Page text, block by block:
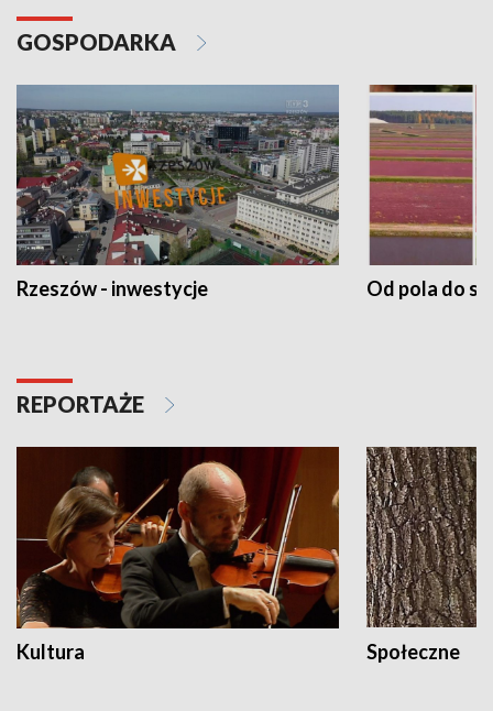
GOSPODARKA
Rzeszów - inwestycje Od pola do
REPORTAŻE
Kultura Społeczne